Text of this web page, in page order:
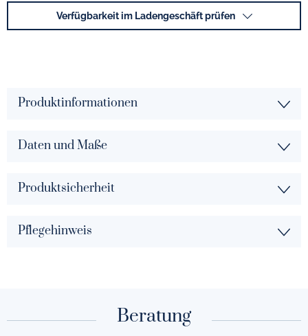
Verfügbarkeit im Ladengeschäft prüfen
Produktinformationen
Daten und Maße
Produktsicherheit
Pflegehinweis
Beratung